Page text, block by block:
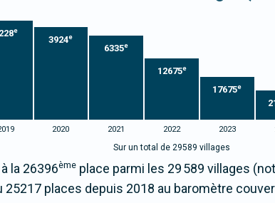
e
3924e
6335e
12675e
17675e
2020 2021 2022 2023
Sur un total de 29589 villages
la 26396ème place parmi les 29 589 villages
25217 places depuis 2018 au baromètre